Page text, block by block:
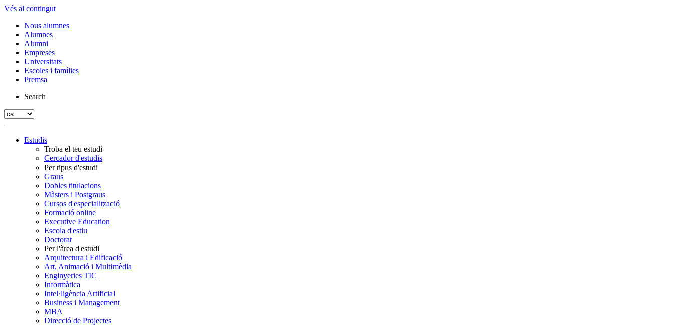
Vés al contingut
Nous alumnes
Alumnes
Alumni
Empreses
Universitats
Escoles i famílies
Premsa
Search
Estudis
Troba el teu estudi
Cercador d'estudis
Per tipus d'estudi
Graus
Dobles titulacions
Màsters i Postgraus
Cursos d'especialització
Formació online
Executive Education
Escola d'estiu
Doctorat
Per l'àrea d'estudi
Arquitectura i Edificació
Art, Animació i Multimèdia
Enginyeries TIC
Informàtica
Intel·ligència Artificial
Business i Management
MBA
Direcció de Projectes